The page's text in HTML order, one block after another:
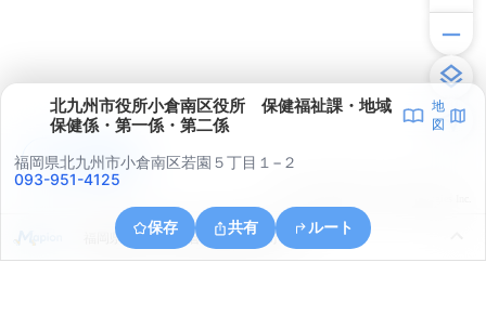
北九州市役所小倉南区役所 保健福祉課・地域
保健係・第一係・第二係
地
図
福岡県北九州市小倉南区若園５丁目１−２
093-951-4125
保存 共有 ルート
福岡県北九州市小倉南区湯川新町３丁目１５
アプリで見る